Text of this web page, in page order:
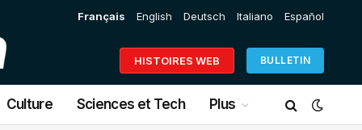
Français English Deutsch Italiano Español
HISTOIRES WEB BULLETIN
Culture Sciences et Tech Plus